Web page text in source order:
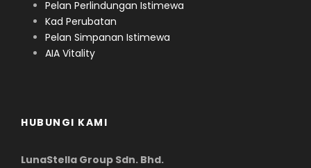
Pelan Perlindungan Istimewa
Kad Perubatan
Pelan Simpanan Istimewa
AIA Vitality
HUBUNGI KAMI
LunaStella Group Sdn. Bhd.